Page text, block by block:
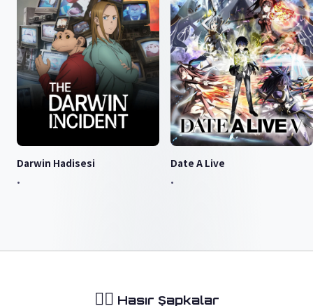
Darwin Hadisesi
•
Date A Live
•
🏴‍☠️ Hasır Şapkalar